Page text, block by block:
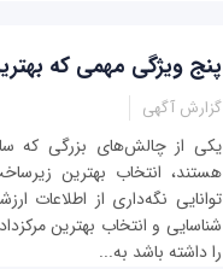
پنج ویژگی مهمی که
گزارش آگهی
یکی از چالش‌های بزرگی که
هستند، انتخاب بهترین
توانایی نگه‌داری از اطلاعات
شناسایی و انتخاب بهترین
را داشته باشد به...